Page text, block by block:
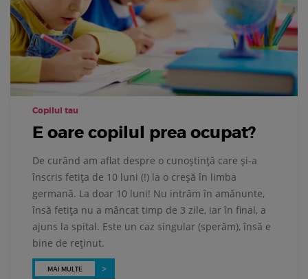
Copilul tau
E oare copilul prea ocupat?
De curând am aflat despre o cunoştinţă care şi-a
înscris fetiţa de 10 luni (!) la o creşă în limba
germană. La doar 10 luni! Nu intrăm în amănunte,
însă fetiţa nu a mâncat timp de 3 zile, iar în final, a
ajuns la spital. Este un caz singular (sperăm), însă e
bine de reţinut.
MAI MULTE